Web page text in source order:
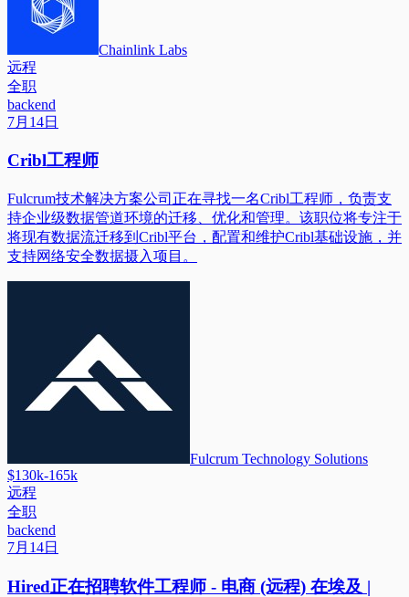
Chainlink Labs
远程
全职
backend
7月14日
Cribl工程师
Fulcrum技术解决方案公司正在寻找一名Cribl工程师，负责支
持企业级数据管道环境的迁移、优化和管理。该职位将专注于
将现有数据流迁移到Cribl平台，配置和维护Cribl基础设施，并
支持网络安全数据摄入项目。
Fulcrum Technology Solutions
$130k-165k
远程
全职
backend
7月14日
Hired正在招聘软件工程师 - 电商 (远程) 在埃及 |